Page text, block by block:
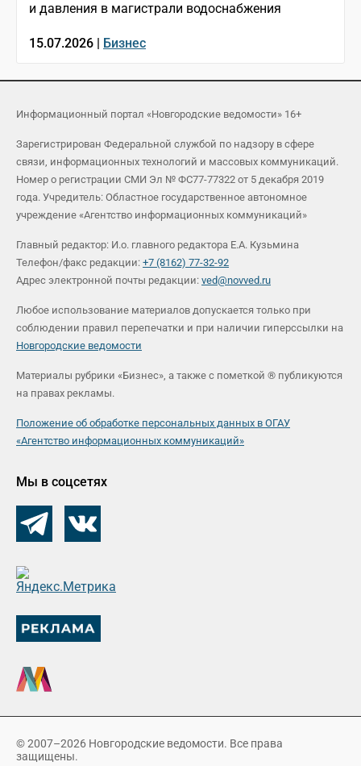
и давления в магистрали водоснабжения
15.07.2026 | Бизнес
Информационный портал «Новгородские ведомости» 16+
Зарегистрирован Федеральной службой по надзору в сфере
связи, информационных технологий и массовых коммуникаций.
Номер о регистрации СМИ Эл № ФС77-77322 от 5 декабря 2019
года. Учредитель: Областное государственное автономное
учреждение «Агентство информационных коммуникаций»
Главный редактор: И.о. главного редактора Е.А. Кузьмина
Телефон/факс редакции: +7 (8162) 77-32-92
Адрес электронной почты редакции: ved@novved.ru
Любое использование материалов допускается только при
соблюдении правил перепечатки и при наличии гиперссылки на
Новгородские ведомости
Материалы рубрики «Бизнес», а также с пометкой ® публикуются
на правах рекламы.
Положение об обработке персональных данных в ОГАУ
«Агентство информационных коммуникаций»
Мы в соцсетях
© 2007–2026 Новгородские ведомости. Все права
защищены.